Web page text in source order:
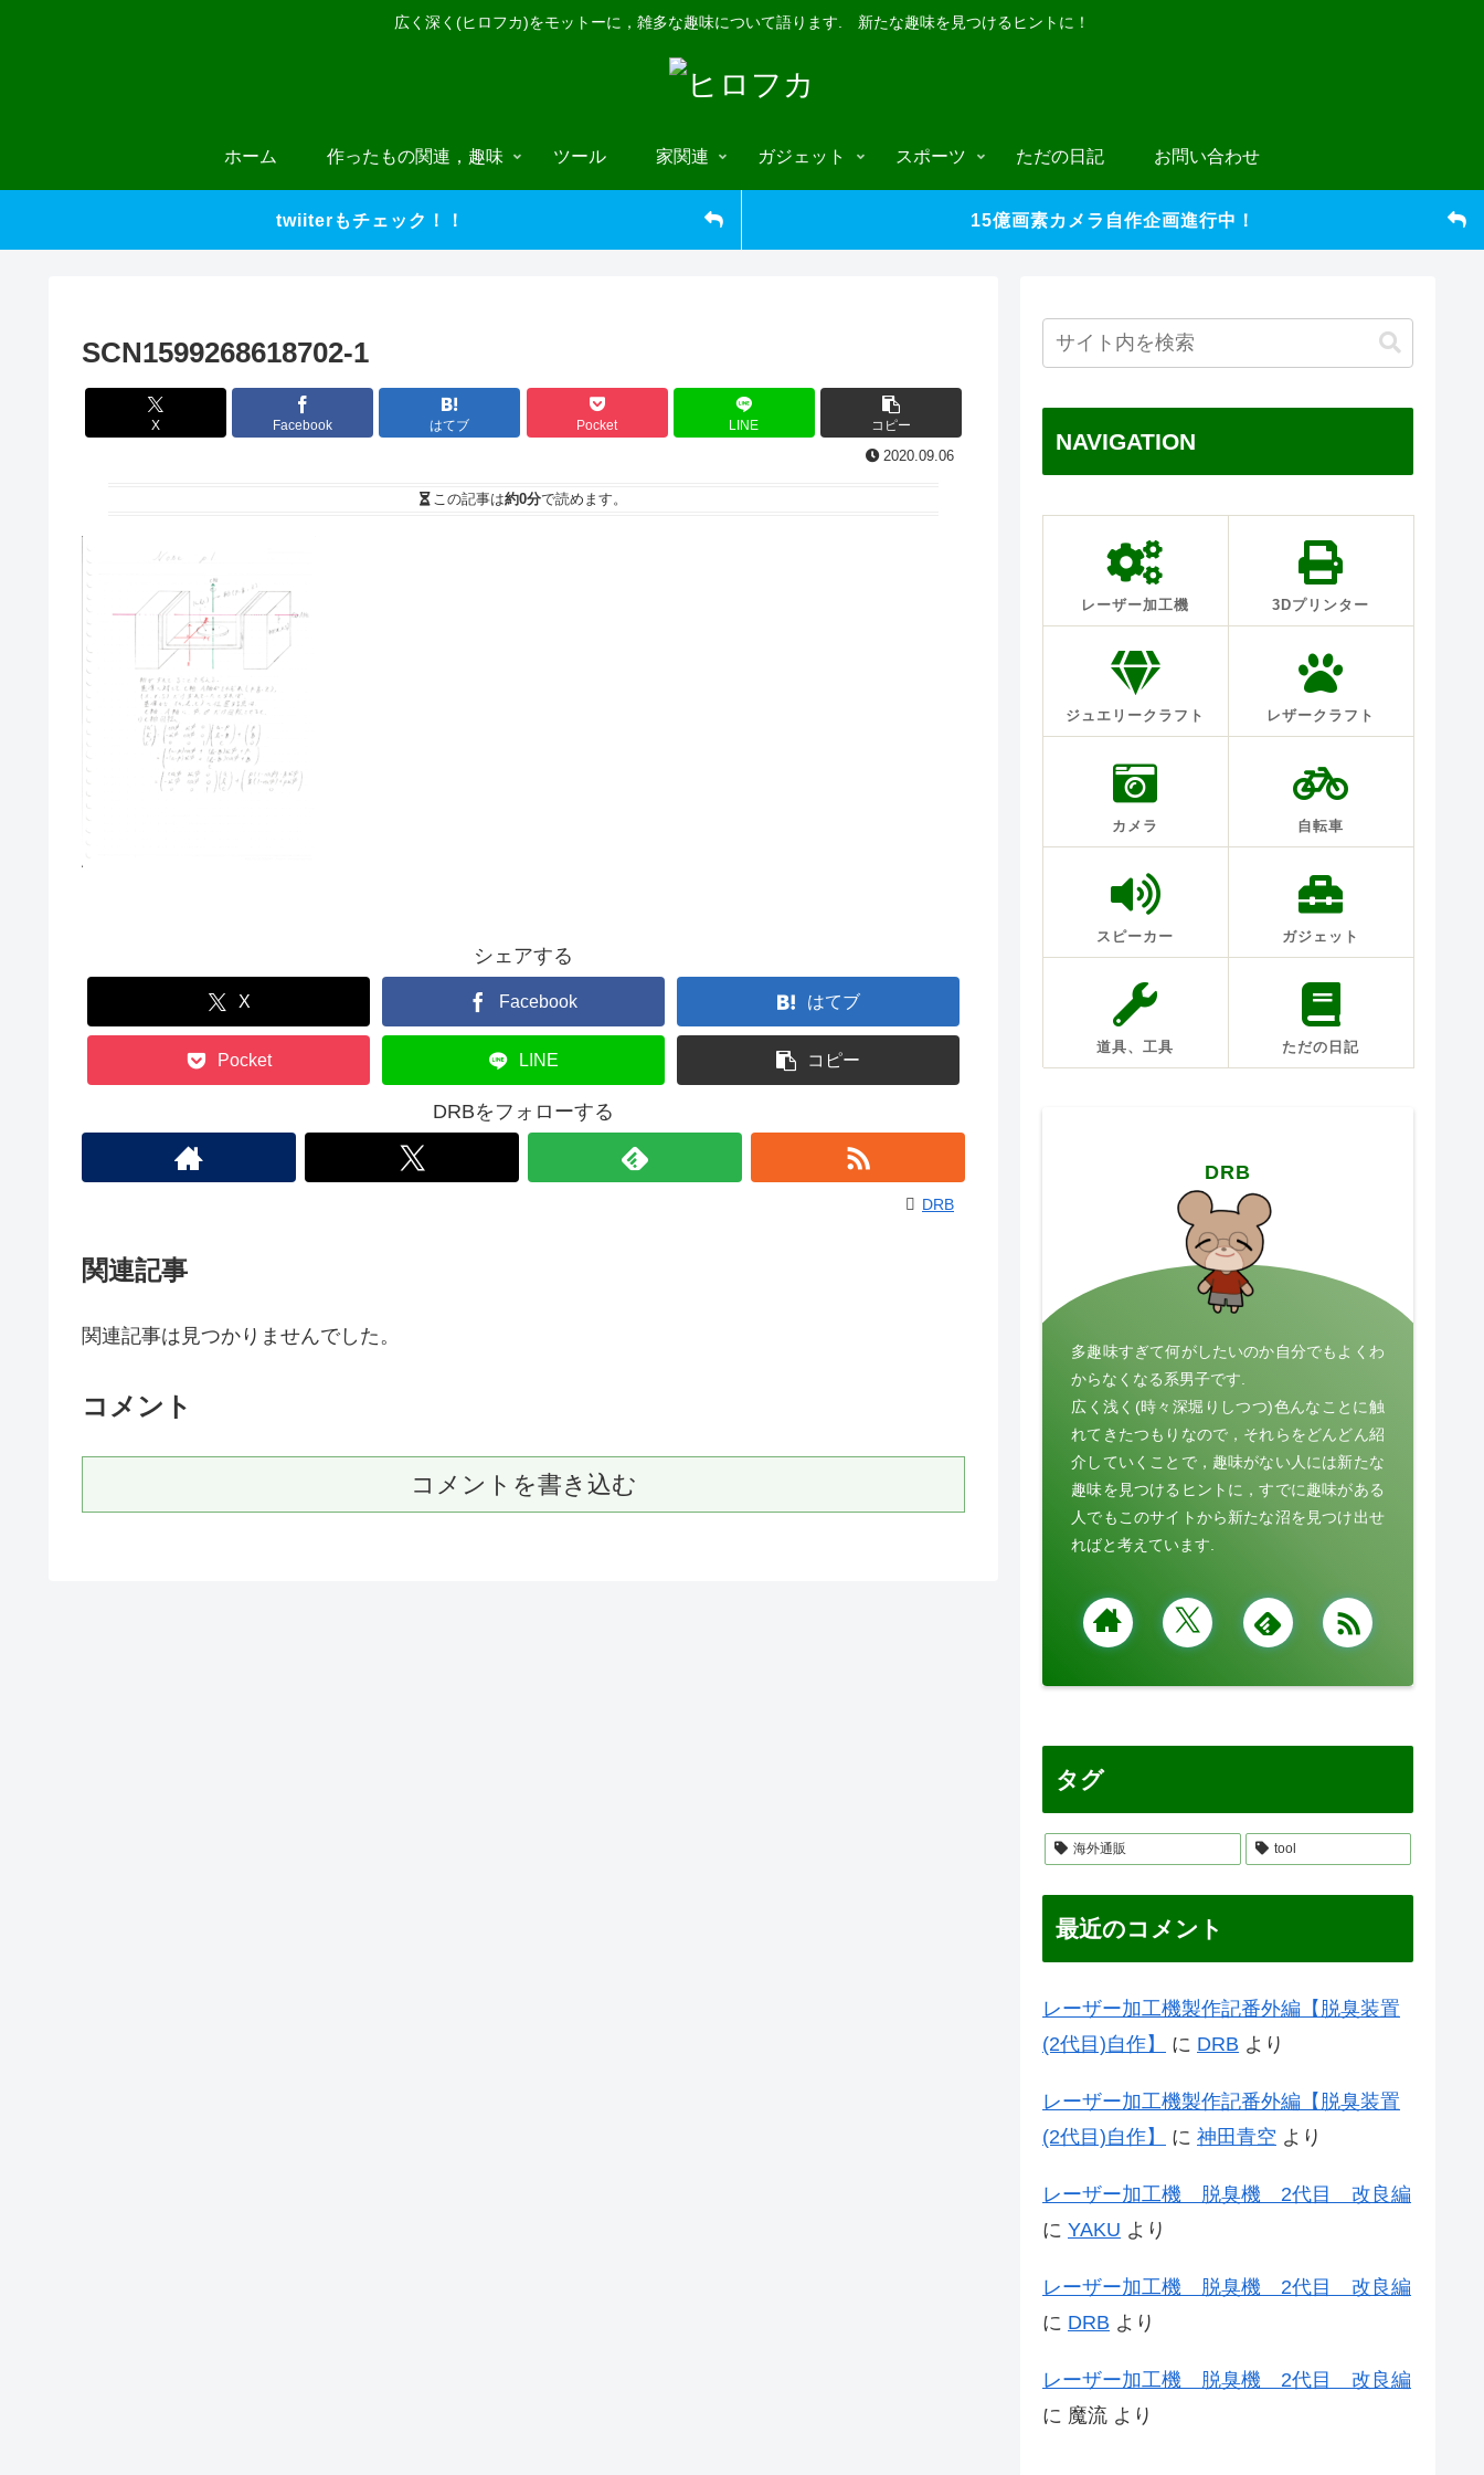
広く深く(ヒロフカ)をモットーに，雑多な趣味について語ります. 新たな趣味を見つけるヒントに！
ホーム 作ったもの関連，趣味 ツール 家関連 ガジェット スポーツ ただの日記 お問い合わせ
twiiterもチェック！！ 15億画素カメラ自作企画進行中！
SCN1599268618702-1
X Facebook はてブ Pocket LINE コピー
2020.09.06
この記事は約0分で読めます。
シェアする
X Facebook はてブ
Pocket LINE コピー
DRBをフォローする
DRB
関連記事
関連記事は見つかりませんでした。
コメント
コメントを書き込む
NAVIGATION
レーザー加工機 3Dプリンター
ジュエリークラフト レザークラフト
カメラ 自転車
スピーカー ガジェット
道具、工具 ただの日記
DRB
多趣味すぎて何がしたいのか自分でもよくわ
からなくなる系男子です.
広く浅く(時々深堀りしつつ)色んなことに触
れてきたつもりなので，それらをどんどん紹
介していくことで，趣味がない人には新たな
趣味を見つけるヒントに，すでに趣味がある
人でもこのサイトから新たな沼を見つけ出せ
ればと考えています.
タグ
海外通販 tool
最近のコメント
レーザー加工機製作記番外編【脱臭装置
(2代目)自作】
に DRB より
レーザー加工機製作記番外編【脱臭装置
(2代目)自作】
に 神田青空 より
レーザー加工機 脱臭機 2代目 改良編
に YAKU より
レーザー加工機 脱臭機 2代目 改良編
に DRB より
レーザー加工機 脱臭機 2代目 改良編
に 魔流 より